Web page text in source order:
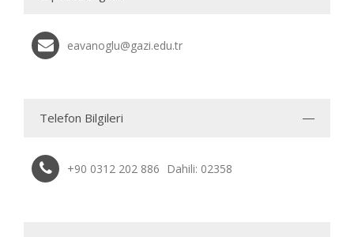
eavanoglu@gazi.edu.tr
Telefon Bilgileri
+90 0312 202 886 Dahili: 02358